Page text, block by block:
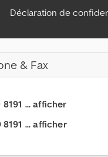
Déclaration de
& Fax
8191 ... afficher
8191 ... afficher